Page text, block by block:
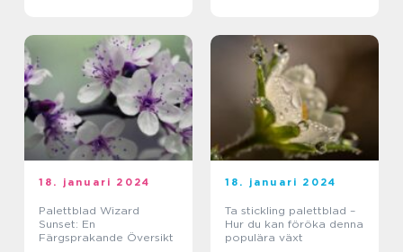
18. januari 2024
Palettblad Wizard
Sunset: En
Färgsprakande Översikt
18. januari 2024
Ta stickling palettblad –
Hur du kan föröka denna
populära växt